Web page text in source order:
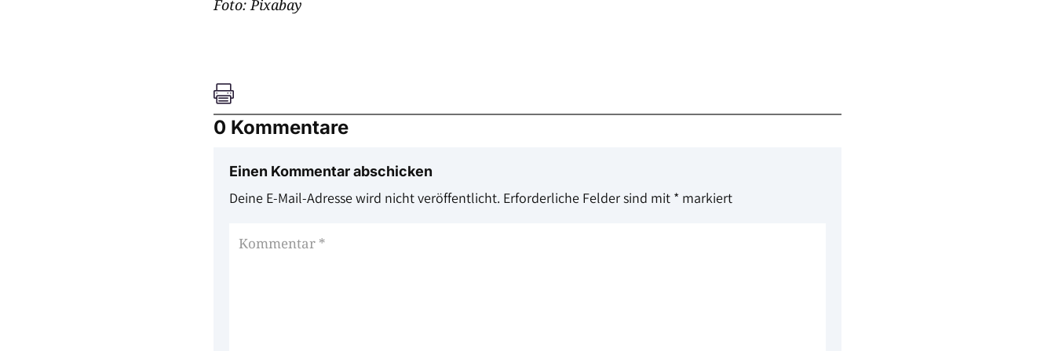
Foto: Pixabay

0 Kommentare
Einen Kommentar abschicken
Deine E-Mail-Adresse wird nicht veröffentlicht. Erforderliche Felder sind mit * markiert